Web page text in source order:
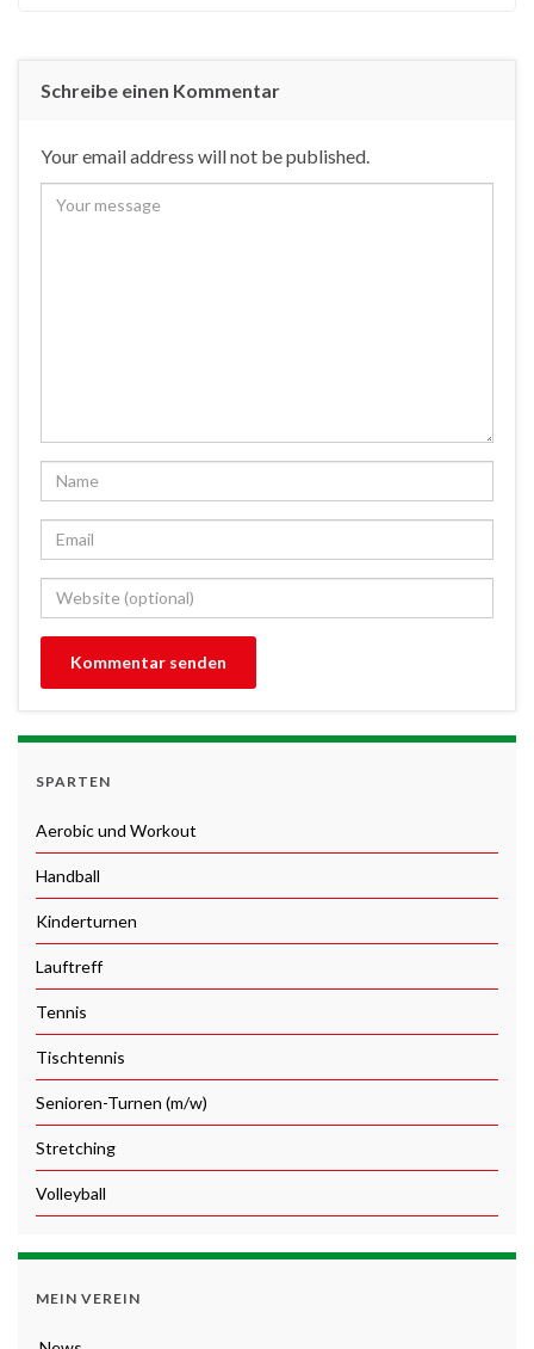
Schreibe einen Kommentar
Your email address will not be published.
SPARTEN
Aerobic und Workout
Handball
Kinderturnen
Lauftreff
Tennis
Tischtennis
Senioren-Turnen (m/w)
Stretching
Volleyball
MEIN VEREIN